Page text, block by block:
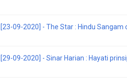
[23-09-2020] - The Star : Hindu
[29-09-2020] - Sinar Harian : Hayati